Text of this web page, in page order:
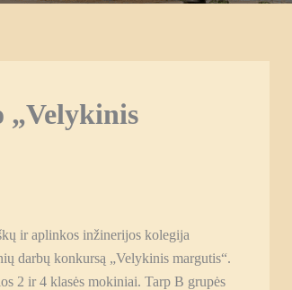
ir aplinkos inžinerijos kolegija
darbų konkursą „Velykinis margutis“.
2 ir 4 klasės mokiniai. Tarp B grupės